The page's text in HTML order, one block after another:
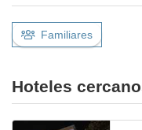
Familiares
Hoteles